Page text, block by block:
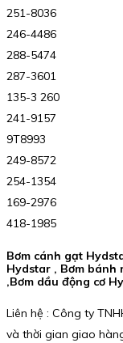
251-8036
246-4486
288-5474
287-3601
135-3 260
241-9157
9T8993
249-8572
254-1354
169-2976
418-1985
Bơm cánh gạt
Hydstar , Bơm bánh
,Bơm dầu động cơ
Liên hệ : Công ty
và thời gian giao